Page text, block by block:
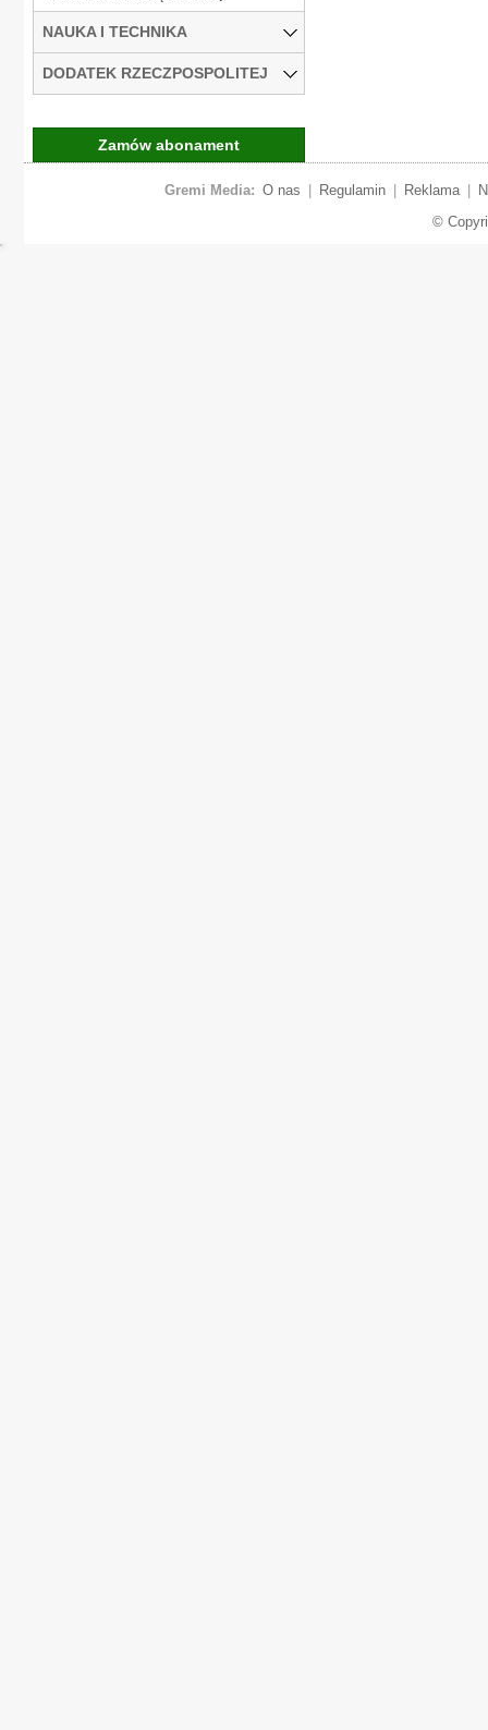
NAUKA I TECHNIKA
DODATEK RZECZPOSPOLITEJ
Zamów abonament
Gremi Media: O nas Regulamin Reklama
©